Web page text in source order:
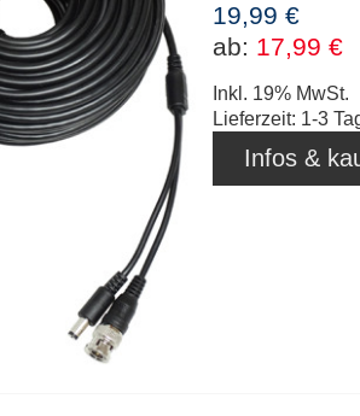
19,99 €
ab: 17,99 €
Inkl. 19% MwSt.
Lieferzeit: 1-3
Infos &